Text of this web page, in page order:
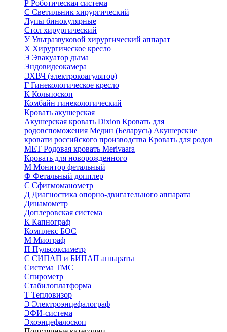
Р Роботическая система
С Светильник хирургический
Лупы бинокулярные
Стол хирургический
УУльтразвуковой хирургический аппарат
Х Хирургическое кресло
Э Эвакуатор дыма
Эндовидеокамера
ЭХВЧ (электрокоагулятор)
Г Гинекологическое кресло
К Кольпоскоп
Комбайн гинекологический
Кровать акушерская
Акушерская кровать Dixion Кровать для
родовспоможения Медин (Беларусь) Акушерские
кровати российского производства Кровать для родов
МЕТ Родовая кровать Merivaara
Кровать для новорожденного
М Монитор фетальный
Ф Фетальный допплер
C Cфигмоманометр
Д Диагностика опорно-двигательного аппарата
Динамометр
Доплеровская система
К Капнограф
Комплекс БОС
М Миограф
П Пульсоксиметр
С СИПАП и БИПАП аппараты
Система ТМС
Спирометр
Стабилоплатформа
Т Тепловизор
Э Электроэнцефалограф
ЭФИ-система
Эхоэнцефалоскоп